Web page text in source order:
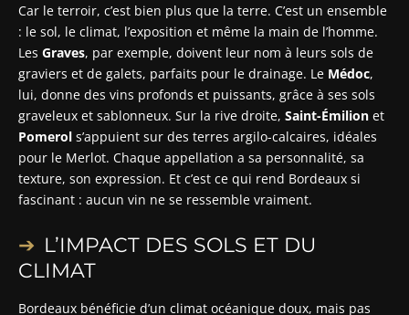
Car le terroir, c’est bien plus que la terre. C’est un ensemble
: le sol, le climat, l’exposition et même la main de l’homme.
Les Graves, par exemple, doivent leur nom à leurs sols de
graviers et de galets, parfaits pour le drainage. Le Médoc,
lui, donne des vins profonds et puissants, grâce à ses sols
graveleux et sablonneux. Sur la rive droite, Saint-Émilion et
Pomerol s’appuient sur des terres argilo-calcaires, idéales
pour le Merlot. Chaque appellation a sa personnalité, sa
texture, son expression. Et c’est ce qui rend Bordeaux si
fascinant : aucun vin ne se ressemble vraiment.
L’IMPACT DES SOLS ET DU
CLIMAT
Bordeaux bénéficie d’un climat océanique doux, mais pas